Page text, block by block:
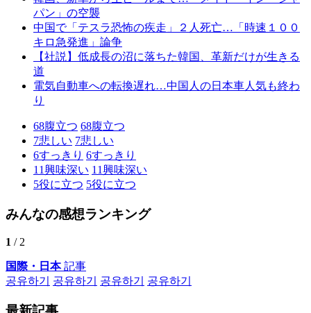
パン」の空襲
中国で「テスラ恐怖の疾走」２人死亡…「時速１００
キロ急発進」論争
【社説】低成長の沼に落ちた韓国、革新だけが生きる
道
電気自動車への転換遅れ…中国人の日本車人気も終わ
り
68腹立つ 68腹立つ
7悲しい 7悲しい
6すっきり 6すっきり
11興味深い 11興味深い
5役に立つ 5役に立つ
みんなの感想ランキング
1 / 2
国際・日本記事
공유하기
공유하기 공유하기 공유하기